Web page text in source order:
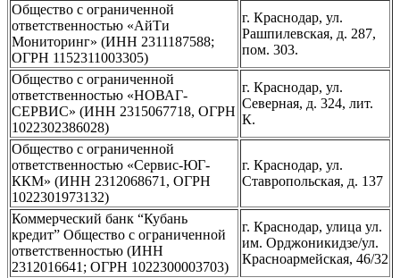
Общество с ограниченной
ответственностью «АйТи
Мониторинг» (ИНН 2311187588;
ОГРН 1152311003305)
г. Краснодар, ул.
Рашпилевская, д. 287,
пом. 303.
Общество с ограниченной
ответственностью «НОВАГ-
СЕРВИС» (ИНН 2315067718, ОГРН
1022302386028)
г. Краснодар, ул.
Северная, д. 324, лит.
К.
Общество с ограниченной
ответственностью «Сервис-ЮГ-
ККМ» (ИНН 2312068671, ОГРН
1022301973132)
г. Краснодар, ул.
Ставропольская, д. 137
Коммерческий банк “Кубань
кредит” Общество с ограниченной
ответственностью (ИНН
2312016641; ОГРН 1022300003703)
г. Краснодар, улица ул.
им. Орджоникидзе/ул.
Красноармейская, 46/32